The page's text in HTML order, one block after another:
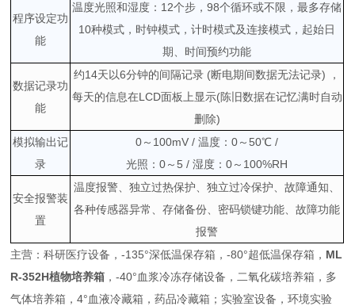
程序设定功
能
温度光照和湿度：12个步，98个循环或不限，最多存储
10种模式，时钟模式，计时模式及连接模式，起始日
期、时间预约功能
数据记录功
能
约14天以6分钟的间隔记录 (断电期间数据无法记录) ，
每天的信息在LCD面板上显示(陈旧数据在记忆满时自动
删除)
模拟输出记
录
0～100mV / 温度：0～50℃ /
光照：0～5 / 湿度：0～100%RH
安全报警装
置
温度报警、独立过热保护、独立过冷保护、故障通知、
各种传感器异常、存储备份、密码锁键功能、故障功能
报警
主营：科研医疗设备，-135°深低温保存箱，-80°超低温保存箱， ML
R-352H植物培养箱 ，-40°血浆冷冻存储设备，二氧化碳培养箱，多
气体培养箱，4°血液冷藏箱，药品冷藏箱；实验室设备，环境实验